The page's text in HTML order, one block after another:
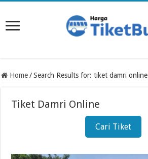
Home / Search Results for: tiket damri online
Tiket Damri Online
Cari Tiket